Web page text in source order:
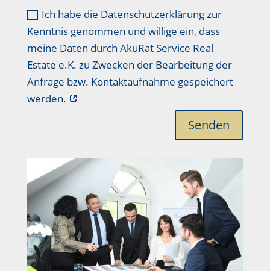
Ich habe die Datenschutzerklärung zur
Kenntnis genommen und willige ein, dass
meine Daten durch AkuRat Service Real
Estate e.K. zu Zwecken der Bearbeitung der
Anfrage bzw. Kontaktaufnahme gespeichert
werden.
Senden